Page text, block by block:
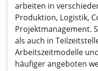
arbeiten in
Produktion, Logistik,
Projektmanagement.
als auch in
Arbeitszeitmodelle
häufiger angeboten